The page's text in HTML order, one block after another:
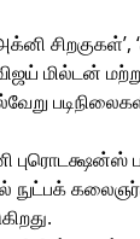
மில்டன்
நுட்பக்